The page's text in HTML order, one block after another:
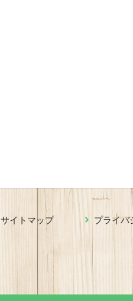
サイトマップ プライバ